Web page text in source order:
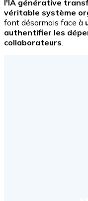
l'IA générative
véritable système
font désormais face à
authentifier les
collaborateurs